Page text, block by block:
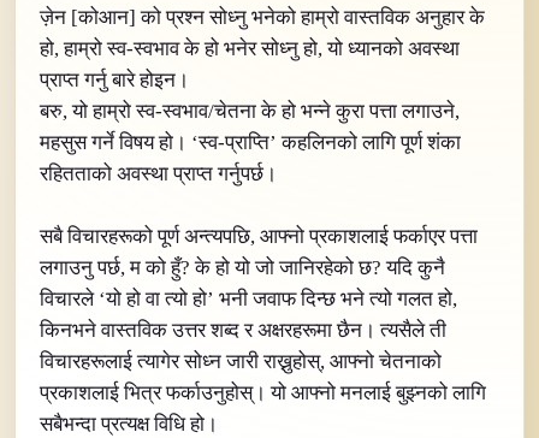
ज़ेन [कोआन] को प्रश्न सोध्नु भनेको हाम्रो वास्तविक अनुहार के
हो, हाम्रो स्व-स्वभाव के हो भनेर सोध्नु हो, यो ध्यानको अवस्था
प्राप्त गर्नु बारे होइन।
बरु, यो हाम्रो स्व-स्वभाव/चेतना के हो भन्ने कुरा पत्ता लगाउने,
महसुस गर्ने विषय हो। ‘स्व-प्राप्ति’ कहलिनको लागि पूर्ण शंका
रहितताको अवस्था प्राप्त गर्नुपर्छ।
सबै विचारहरूको पूर्ण अन्त्यपछि, आफ्नो प्रकाशलाई फर्काएर पत्ता
लगाउनु पर्छ, म को हुँ? के हो यो जो जानिरहेको छ? यदि कुनै
विचारले ‘यो हो वा त्यो हो’ भनी जवाफ दिन्छ भने त्यो गलत हो,
किनभने वास्तविक उत्तर शब्द र अक्षरहरूमा छैन। त्यसैले ती
विचारहरूलाई त्यागेर सोध्न जारी राख्नुहोस्, आफ्नो चेतनाको
प्रकाशलाई भित्र फर्काउनुहोस्। यो आफ्नो मनलाई बुझ्नको लागि
सबैभन्दा प्रत्यक्ष विधि हो।